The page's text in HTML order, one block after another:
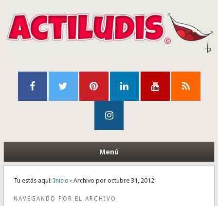
Menú
Tu estás aquí: Inicio › Archivo por octubre 31, 2012
NAVEGANDO POR EL ARCHIVO